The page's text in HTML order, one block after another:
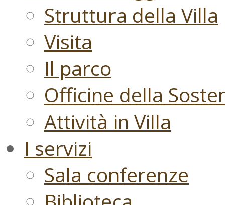
Struttura della Villa
Visita
Il parco
Officine della
Attività in Villa
I servizi
Sala conferenze